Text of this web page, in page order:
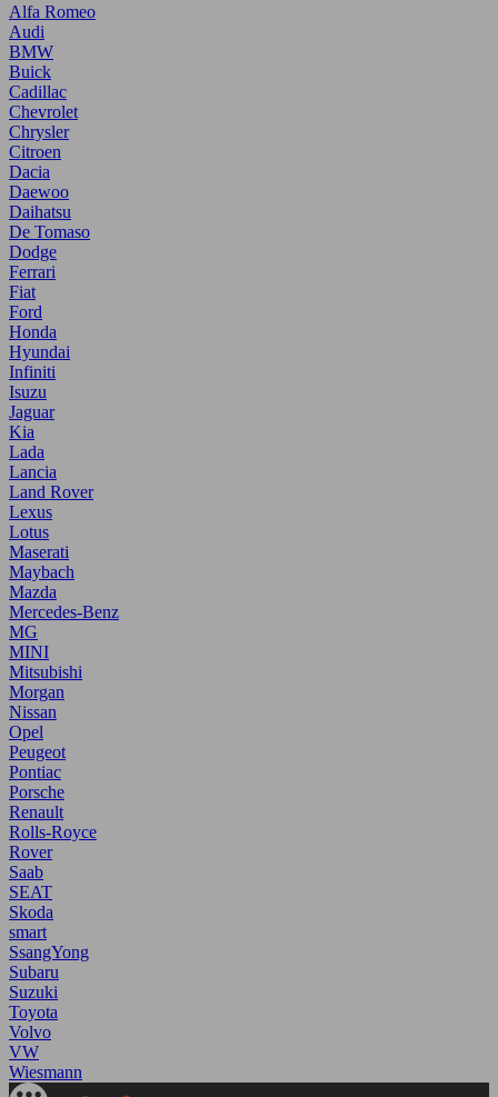
Alfa Romeo
Audi
BMW
Buick
Cadillac
Chevrolet
Chrysler
Citroen
Dacia
Daewoo
Daihatsu
De Tomaso
Dodge
Ferrari
Fiat
Ford
Honda
Hyundai
Infiniti
Isuzu
Jaguar
Kia
Lada
Lancia
Land Rover
Lexus
Lotus
Maserati
Maybach
Mazda
Mercedes-Benz
MG
MINI
Mitsubishi
Morgan
Nissan
Opel
Peugeot
Pontiac
Porsche
Renault
Rolls-Royce
Rover
Saab
SEAT
Skoda
smart
SsangYong
Subaru
Suzuki
Toyota
Volvo
VW
Wiesmann